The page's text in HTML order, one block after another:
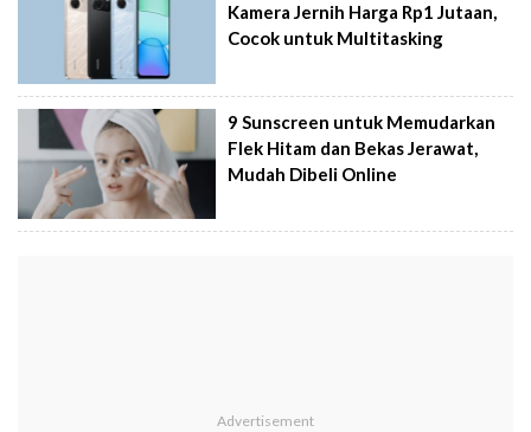
Kamera Jernih Harga Rp1 Jutaan,
Cocok untuk Multitasking
9 Sunscreen untuk Memudarkan
Flek Hitam dan Bekas Jerawat,
Mudah Dibeli Online